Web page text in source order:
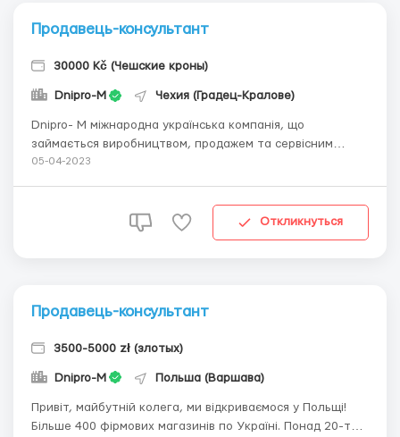
Продавець-консультант
30000 Kč (Чешские кроны)
Dnipro-M Чехия (Градец-Кралове)
Dniprо- М міжнародна українська компанія, що
займається виробництвом, продажем та сервісним
обслуговуванням будівельних інструментів. Шукаємо
Чому вигідно для тебе співпрацювати з нами? ...
05-04-2023
Откликнуться
Продавець-консультант
3500-5000 zł (злотых)
Dnipro-M Польша (Варшава)
Привіт, майбутній колега, ми відкриваємося у Польщі!
Більше 400 фірмових магазинів по Україні. Понад 20-ти